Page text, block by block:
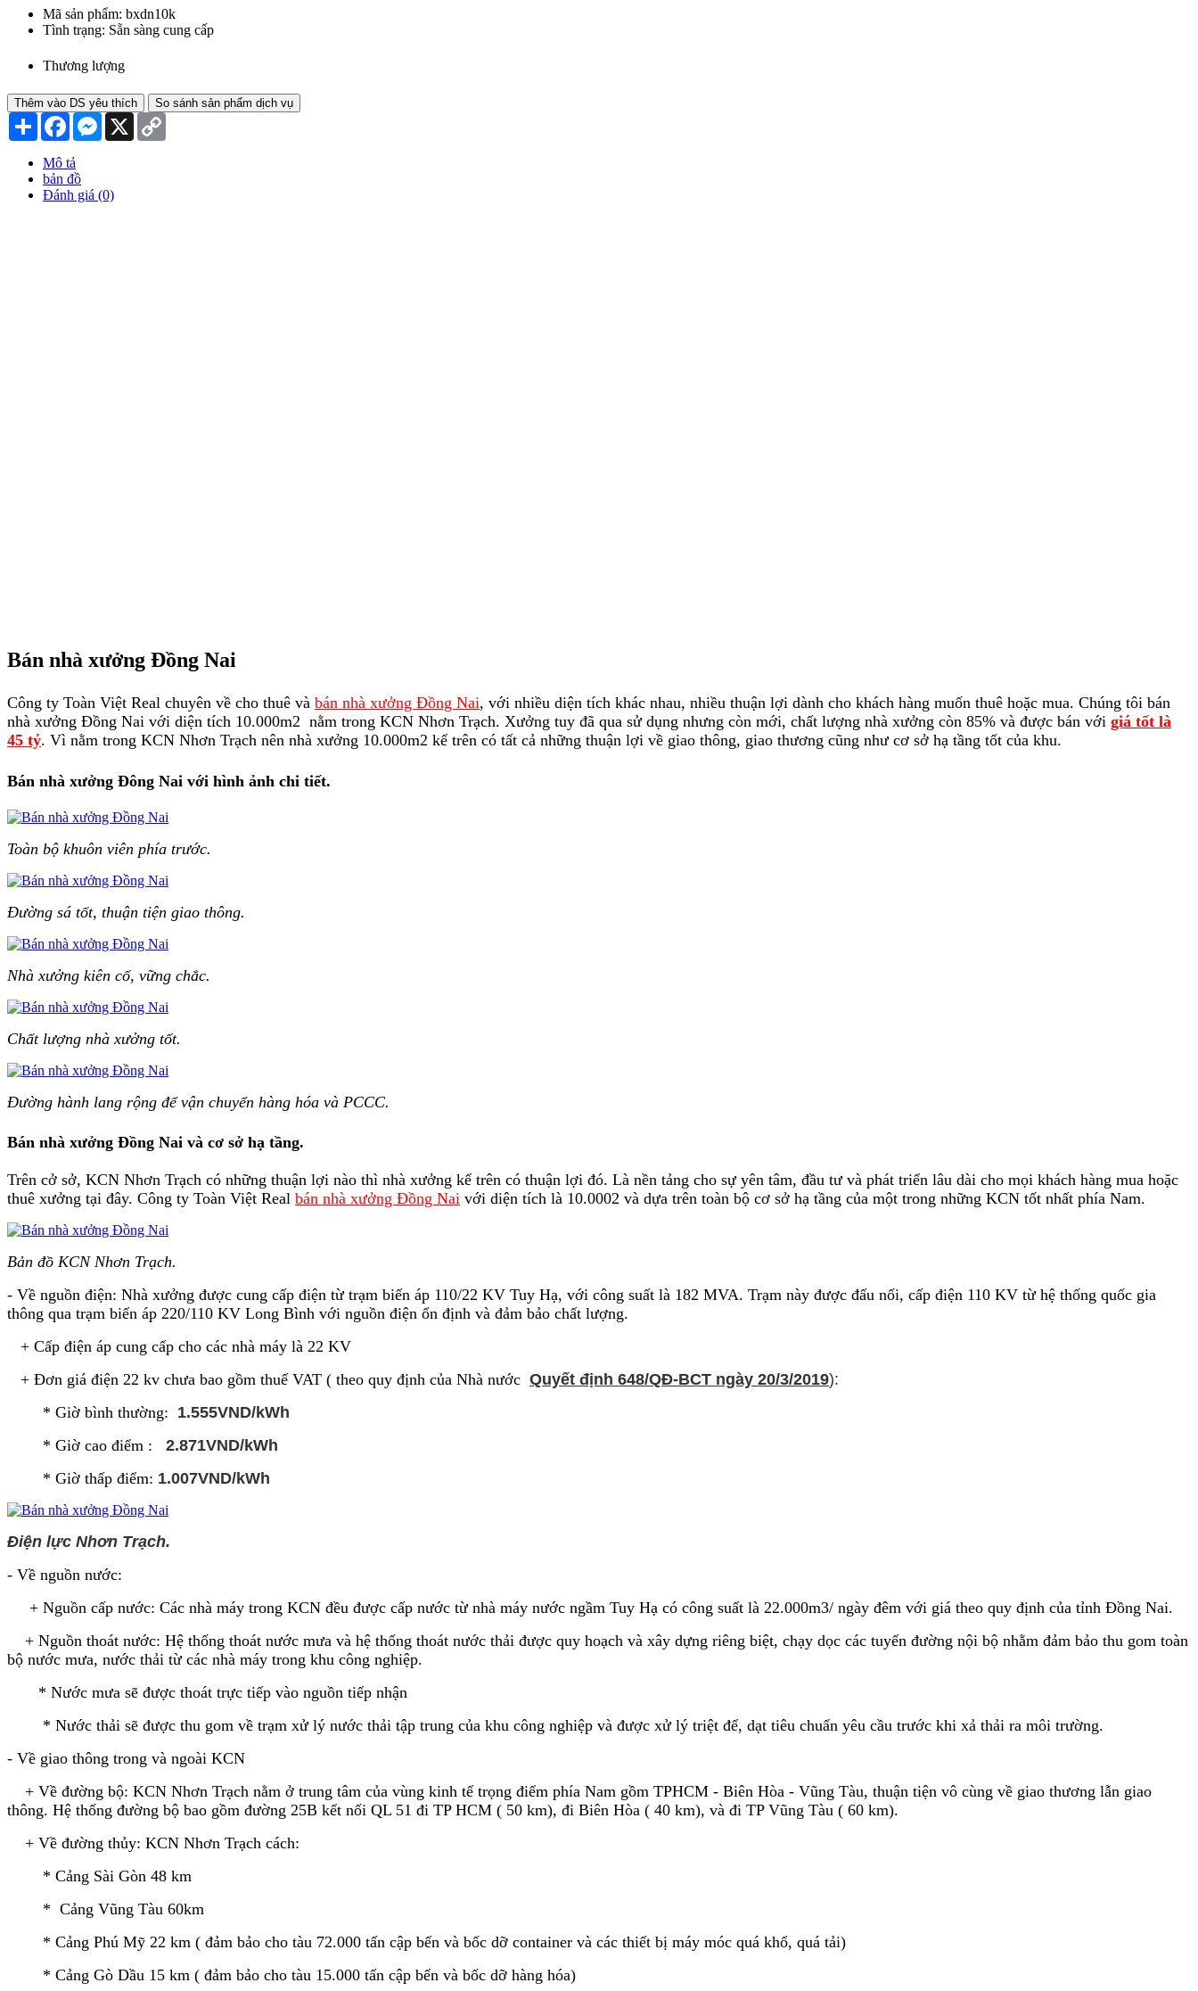
Mã sản phẩm: bxdn10k
Tình trạng: Sẵn sàng cung cấp
Thương lượng
Thêm vào DS yêu thích So sánh sản phẩm dịch vụ
Chia
sẻ
FacebookMessenger
X
Mô tả
bản đồ
Đánh giá (0)
Bán nhà xưởng Đồng Nai
Công ty Toàn Việt Real chuyên về cho thuê và bán nhà xưởng Đồng Nai, với nhiều diện tích khác nhau, nhiều thuận lợi dành cho khách hàng muốn thuê hoặc mua. Chúng tôi bán
nhà xưởng Đồng Nai với diện tích 10.000m2 nằm trong KCN Nhơn Trạch. Xưởng tuy đã qua sử dụng nhưng còn mới, chất lượng nhà xưởng còn 85% và được bán với giá tốt là
45 tỷ. Vì nằm trong KCN Nhơn Trạch nên nhà xưởng 10.000m2 kể trên có tất cả những thuận lợi về giao thông, giao thương cũng như cơ sở hạ tầng tốt của khu.
Bán nhà xưởng Đông Nai với hình ảnh chi tiết.
Toàn bộ khuôn viên phía trước.
Đường sá tốt, thuận tiện giao thông.
Nhà xưởng kiên cố, vững chắc.
Chất lượng nhà xưởng tốt.
Đường hành lang rộng để vận chuyển hàng hóa và PCCC.
Bán nhà xưởng Đồng Nai và cơ sở hạ tầng.
Trên cở sở, KCN Nhơn Trạch có những thuận lợi nào thì nhà xưởng kể trên có thuận lợi đó. Là nền tảng cho sự yên tâm, đầu tư và phát triển lâu dài cho mọi khách hàng mua hoặc
thuê xưởng tại đây. Công ty Toàn Việt Real bán nhà xưởng Đồng Nai với diện tích là 10.0002 và dựa trên toàn bộ cơ sở hạ tầng của một trong những KCN tốt nhất phía Nam.
Bản đồ KCN Nhơn Trạch.
- Về nguồn điện: Nhà xưởng được cung cấp điện từ trạm biến áp 110/22 KV Tuy Hạ, với công suất là 182 MVA. Trạm này được đấu nối, cấp điện 110 KV từ hệ thống quốc gia
thông qua trạm biến áp 220/110 KV Long Bình với nguồn điện ổn định và đảm bảo chất lượng.
+ Cấp điện áp cung cấp cho các nhà máy là 22 KV
+ Đơn giá điện 22 kv chưa bao gồm thuế VAT ( theo quy định của Nhà nước Quyết định 648/QĐ-BCT ngày 20/3/2019):
* Giờ bình thường: 1.555VND/kWh
* Giờ cao điểm :
2.871VND/kWh
* Giờ thấp điểm: 1.007VND/kWh
Điện lực Nhơn Trạch.
- Về nguồn nước:
+ Nguồn cấp nước: Các nhà máy trong KCN đều được cấp nước từ nhà máy nước ngầm Tuy Hạ có công suất là 22.000m3/ ngày đêm với giá theo quy định của tỉnh Đồng Nai.
+ Nguồn thoát nước: Hệ thống thoát nước mưa và hệ thống thoát nước thải được quy hoạch và xây dựng riêng biệt, chạy dọc các tuyến đường nội bộ nhằm đảm bảo thu gom toàn
bộ nước mưa, nước thải từ các nhà máy trong khu công nghiệp.
* Nước mưa sẽ được thoát trực tiếp vào nguồn tiếp nhận
* Nước thải sẽ được thu gom về trạm xử lý nước thải tập trung của khu công nghiệp và được xử lý triệt để, dạt tiêu chuẩn yêu cầu trước khi xả thải ra môi trường.
- Về giao thông trong và ngoài KCN
+ Về đường bộ: KCN Nhơn Trạch nằm ở trung tâm của vùng kinh tế trọng điểm phía Nam gồm TPHCM - Biên Hòa - Vũng Tàu, thuận tiện vô cùng về giao thương lẫn giao
thông. Hệ thống đường bộ bao gồm đường 25B kết nối QL 51 đi TP HCM ( 50 km), đi Biên Hòa ( 40 km), và đi TP Vũng Tàu ( 60 km).
+ Về đường thủy: KCN Nhơn Trạch cách:
* Cảng Sài Gòn 48 km
* Cảng Vũng Tàu 60km
* Cảng Phú Mỹ 22 km ( đảm bảo cho tàu 72.000 tấn cập bến và bốc dỡ container và các thiết bị máy móc quá khổ, quá tải)
* Cảng Gò Dầu 15 km ( đảm bảo cho tàu 15.000 tấn cập bến và bốc dỡ hàng hóa)